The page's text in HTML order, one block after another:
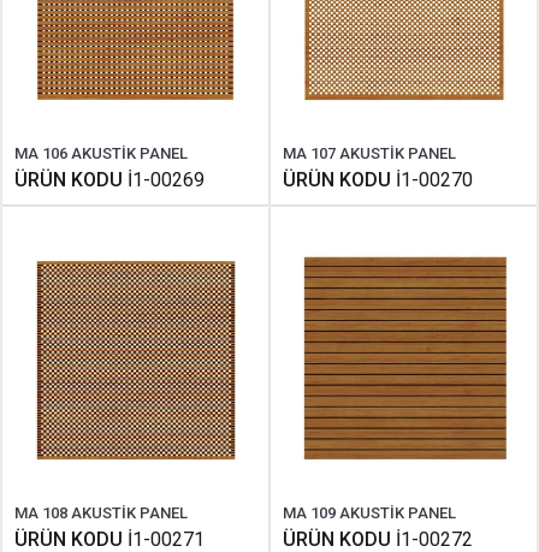
MA 106 AKUSTİK PANEL
ÜRÜN KODU İ1-00269
MA 107 AKUSTİK PANEL
ÜRÜN KODU İ1-00270
MA 108 AKUSTİK PANEL
ÜRÜN KODU İ1-00271
MA 109 AKUSTİK PANEL
ÜRÜN KODU İ1-00272